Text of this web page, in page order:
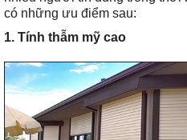
có những ưu điểm sau:
1. Tính thẫm mỹ cao